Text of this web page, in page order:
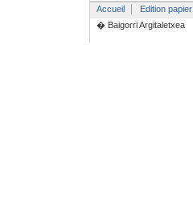
Accueil Edition papier
� Baigorri Argitaletxea